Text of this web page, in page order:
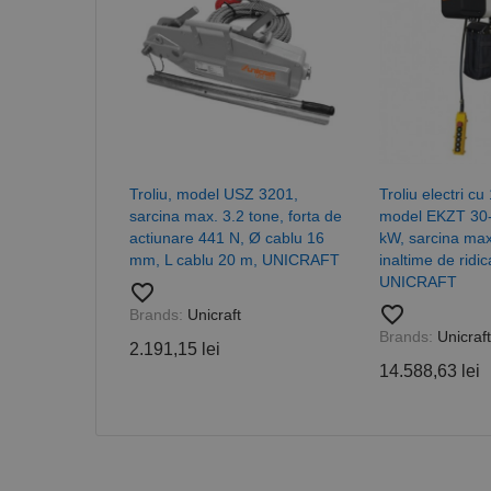
Troliu, model USZ 3201,
sarcina max. 3.2 tone, forta de
actiunare 441 N, Ø cablu 16
mm, L cablu 20 m, UNICRAFT
favorite_border
Brands: Unicraft
2.191,15 lei
Troliu electri cu
model EKZT
kW, sarcina
inaltime de
UNICRAFT
favorite_border
Brands: Unicraft
14.588,63 lei
Nume
_ga
Nume
Furnizor /
Domeniu
uuid
Nume
PrestaShop-
sib_cuid